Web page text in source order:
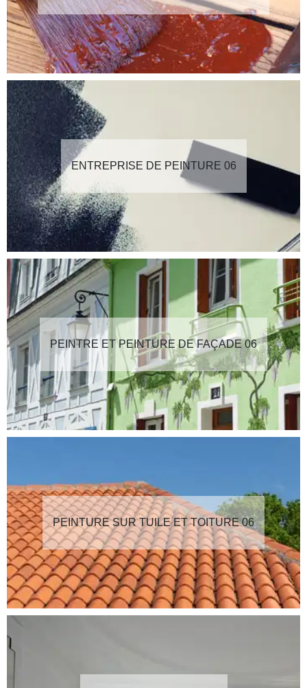
ENTREPRISE DE PEINTURE 06
PEINTRE ET PEINTURE DE FAÇADE 06
PEINTURE SUR TUILE ET TOITURE 06